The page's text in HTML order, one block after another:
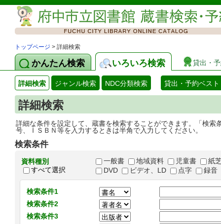
トップページ > 詳細検索
かんたん検索 いろいろ検索 貸出・
詳細検索 ジャンル検索 NDC分類検索 貸出・予約ベスト
詳細検索
詳細な条件を設定して、蔵書を検索することができます。「検
号、ＩＳＢＮ等を入力するときは半角で入力してください。
検索条件
資料種別
すべて選択
一般書 地域資料 児童書
紙
DVD
ビデオ、LD 点字 録音
検索条件1
検索条件2
検索条件3